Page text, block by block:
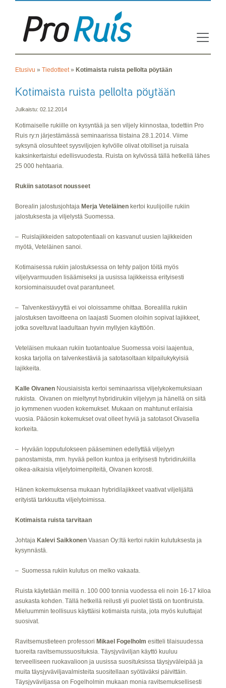
Etusivu » Tiedotteet» Kotimaista ruista pellolta pöytään
Julkaistu: 02.12.2014
Kotimaiselle rukiille on kysyntää ja sen viljely kiinnostaa, todettiin Pro
Ruis ry:n järjestämässä seminaarissa tiistaina 28.1.2014. Viime
syksynä olosuhteet syysviljojen kylvölle olivat otolliset ja ruisala
kaksinkertaistui edellisvuodesta. Ruista on kylvössä tällä hetkellä lähes
25 000 hehtaaria.
Rukiin satotasot nousseet
Borealin jalostusjohtaja Merja Veteläinen kertoi kuulijoille rukiin
jalostuksesta ja viljelystä Suomessa.
– Ruislajikkeiden satopotentiaali on kasvanut uusien lajikkeiden
myötä, Veteläinen sanoi.
Kotimaisessa rukiin jalostuksessa on tehty paljon töitä myös
viljelyvarmuuden lisäämiseksi ja uusissa lajikkeissa erityisesti
korsiominaisuudet ovat parantuneet.
– Talvenkestävyyttä ei voi oloissamme ohittaa. Borealilla rukiin
jalostuksen tavoitteena on laajasti Suomen oloihin sopivat lajikkeet,
jotka soveltuvat laadultaan hyvin myllyjen käyttöön.
Veteläisen mukaan rukiin tuotantoalue Suomessa voisi laajentua,
koska tarjolla on talvenkestäviä ja satotasoltaan kilpailukykyisiä
lajikkeita.
Kalle Oivanen Nousiaisista kertoi seminaarissa viljelykokemuksiaan
rukiista. Oivanen on mieltynyt hybridirukiin viljelyyn ja hänellä on siitä
jo kymmenen vuoden kokemukset. Mukaan on mahtunut erilaisia
vuosia. Pääosin kokemukset ovat olleet hyviä ja satotasot Oivasella
korkeita.
– Hyvään lopputulokseen pääseminen edellyttää viljelyyn
panostamista, mm. hyvää pellon kuntoa ja erityisesti hybridirukiilla
oikea-aikaisia viljelytoimenpiteitä, Oivanen korosti.
Hänen kokemuksensa mukaan hybridilajikkeet vaativat viljelijältä
erityistä tarkkuutta viljelytoimissa.
Kotimaista ruista tarvitaan
Johtaja Kalevi Saikkonen Vaasan Oy:ltä kertoi rukiin kulutuksesta ja
kysynnästä.
– Suomessa rukiin kulutus on melko vakaata.
Ruista käytetään meillä n. 100 000 tonnia vuodessa eli noin 16-17 kiloa
asukasta kohden. Tällä hetkellä reilusti yli puolet tästä on tuontiruista.
Mieluummin teollisuus käyttäisi kotimaista ruista, jota myös kuluttajat
suosivat.
Ravitsemustieteen professori Mikael Fogelholm esitteli tilaisuudessa
tuoreita ravitsemussuosituksia. Täysjyväviljan käyttö kuuluu
terveelliseen ruokavalioon ja uusissa suosituksissa täysjyväleipää ja
muita täysjyväviljavalmisteita suositellaan syötäväksi päivittäin.
Täysjyväviljassa on Fogelholmin mukaan monia ravitsemuksellisesti